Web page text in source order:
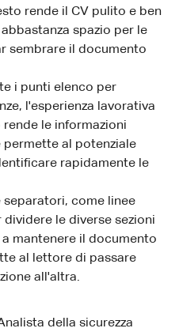
rende il CV pulito e ben
spazio per le
sembrare il documento
i punti elenco per
l'esperienza lavorativa
le informazioni
al potenziale
rapidamente le
separatori, come linee
le diverse sezioni
mantenere il documento
al lettore di passare
all'altra.
della sicurezza